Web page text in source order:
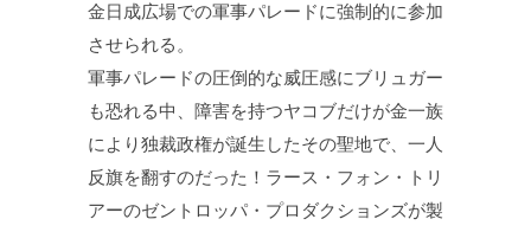
金日成広場での軍事パレードに強制的に参加
させられる。
軍事パレードの圧倒的な威圧感にブリュガー
も恐れる中、障害を持つヤコブだけが金一族
により独裁政権が誕生したその聖地で、一人
反旗を翻すのだった！ラース・フォン・トリ
アーのゼントロッパ・プロダクションズが製